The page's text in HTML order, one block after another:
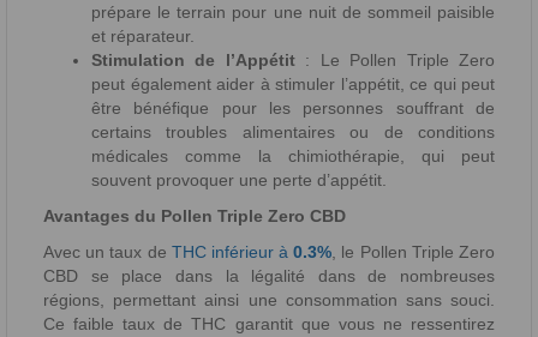
prépare le terrain pour une nuit de sommeil paisible
et réparateur.
Stimulation de l’Appétit: Le Pollen Triple Zero
peut également aider à stimuler l’appétit, ce qui peut
être bénéfique pour les personnes souffrant de
certains troubles alimentaires ou de conditions
médicales comme la chimiothérapie, qui peut
souvent provoquer une perte d’appétit.
Avantages du Pollen Triple Zero CBD
Avec un taux de THC inférieur à0.3% , le Pollen Triple Zero
CBD se place dans la légalité dans de nombreuses
régions, permettant ainsi une consommation sans souci.
Ce faible taux de THC garantit que vous ne ressentirez